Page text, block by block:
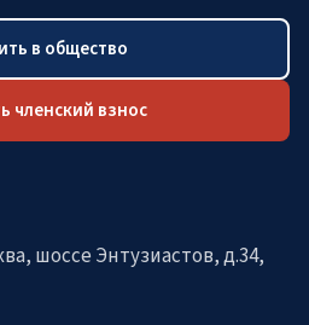
в общество
членский взнос
шоссе Энтузиастов, д.34,